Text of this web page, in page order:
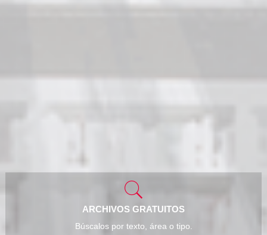
ARCHIVOS GRATUITOS
Búscalos por texto, área o tipo.